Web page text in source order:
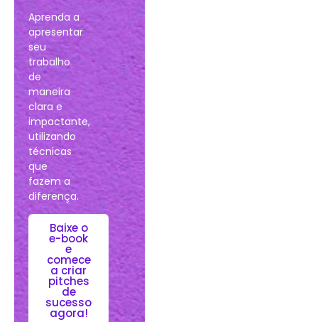
Aprenda a
apresentar
seu
trabalho
de
maneira
clara e
impactante,
utilizando
técnicas
que
fazem a
diferença.
Baixe o
e-book
e
comece
a criar
pitches
de
sucesso
agora!